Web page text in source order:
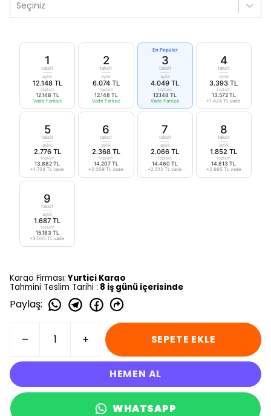
Seçiniz
1
taksit
aylık
12.148 TL
toplam
12.148 TL
Vade Farksız
2
taksit
aylık
6.074 TL
toplam
12.148 TL
Vade Farksız
En Popüler
3
taksit
aylık
4.049 TL
toplam
12.148 TL
Vade Farksız
4
taksit
aylık
3.393 TL
toplam
13.572 TL
+1.424 TL vade
5
taksit
aylık
2.776 TL
toplam
13.882 TL
+1.734 TL vade
6
taksit
aylık
2.368 TL
toplam
14.207 TL
+2.059 TL vade
7
taksit
aylık
2.066 TL
toplam
14.460 TL
+2.312 TL vade
8
taksit
aylık
1.852 TL
toplam
14.813 TL
+2.665 TL vade
9
taksit
aylık
1.687 TL
toplam
15.183 TL
+3.035 TL vade
Kargo Firması: Yurtiçi Kargo
Tahmini Teslim Tarihi : 8 iş günü içerisinde
Paylaş:
SEPETE EKLE
HEMEN AL
WHATSAPP